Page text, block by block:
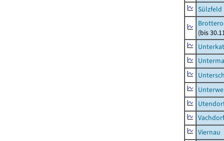
Sülzfeld
(bis
Vachdorf
Viernau